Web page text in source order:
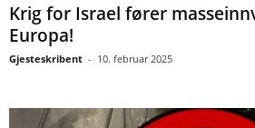
Krig for Israel fører
Europa!
Gjesteskribent - 10. februar 2025